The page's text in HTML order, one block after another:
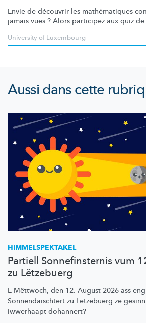
Envie de découvrir les mathématiques
jamais vues ? Alors participez aux quiz
University of Luxembourg
Aussi dans cette
HIMMELSPEKTAKEL
Partiell Sonnefinsternis vum
zu Lëtzebuerg
E Mëttwoch, den 12. August 2026 ass
Sonnendäischtert zu Lëtzebuerg ze
iwwerhaapt dohannert?